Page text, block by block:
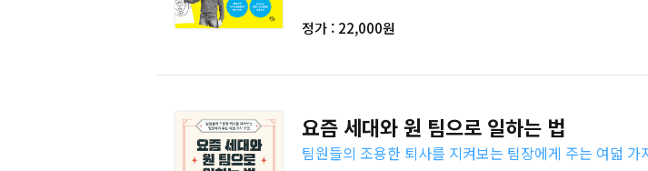
정가 : 22,000원
요즘 세대와 원 팀으로 일하는 법
팀원들의 조용한 퇴사를 지켜보는 팀장에게 주는 여덟 가